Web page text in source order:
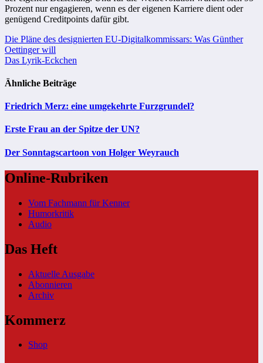
Prozent nur engagieren, wenn es der eigenen Karriere dient oder
genügend Creditpoints dafür gibt.
Beitragsnavigation
Die Pläne des designierten EU-Digitalkommissars: Was Günther
Oettinger will
Das Lyrik-Eckchen
Ähnliche Beiträge
Friedrich Merz: eine umgekehrte Furzgrundel?
Erste Frau an der Spitze der UN?
Der Sonntagscartoon von Holger Weyrauch
Online-Rubriken
Vom Fachmann für Kenner
Humorkritik
Audio
Das Heft
Aktuelle Ausgabe
Abonnieren
Archiv
Kommerz
Shop